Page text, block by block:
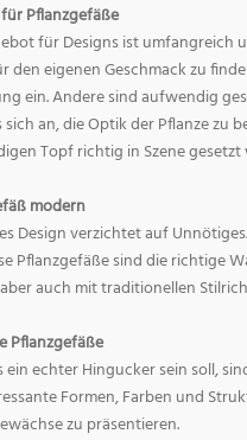
Pflanzgefäße
für Designs ist umfangreich
den eigenen Geschmack zu
ein. Andere sind aufwendig
sich an, die Optik der Pflanze zu
Topf richtig in Szene gesetzt
modern
Design verzichtet auf
Pflanzgefäße sind die richtige
auch mit traditionellen
Pflanzgefäße
ein echter Hingucker sein soll,
Formen, Farben und
zu präsentieren.